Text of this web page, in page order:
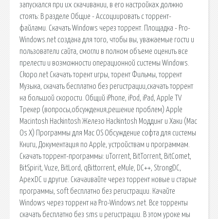
запускался при их скачивании, в его настройках должно
стоять: В разделе Общие - Ассоциировать с торрент-
файлами. Скачать Windows через торрент. Площадка - Pro-
Windows.net создана для того, чтобы вы, уважаемые гости и
пользователи сайта, смогли в полном объеме оценить все
прелести и возможности операционной системы Windows.
Ckopo.net Скачать торент игры, торент Фильмы, торрент
Музыка, скачать бесплатно без регистрации,скачать торрент
на большой скорости. Общий iPhone, iPod, iPad, Apple TV
Трекер (вопросы,обсуждения,решение проблем) Apple
Macintosh Hackintosh Железо Hackintosh Моддинг и Хаки (Mac
Os X) Программы для Mac OS Обсуждение софта для системы
Книги, Документация по Apple, устройствам и программам.
Скачать торрент-программы: uTorrent, BitTorrent, BitComet,
BitSpirit, Vuze, BitLord, qBittorrent, eMule, DC++, StrongDC,
ApexDC и другие. Скачаивайте через торрент новые и старые
программы, soft бесплатно без регистрации. Качайте
Windows через торрент на Pro-Windows.net. Все торренты
скачать бесплатно без sms и регистрации. В этом уроке мы